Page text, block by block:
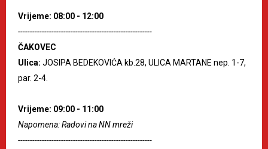
Vrijeme: 08:00 - 12:00
--------------------------------------------------------
ČAKOVEC
Ulica: JOSIPA BEDEKOVIĆA kb.28, ULICA MARTANE nep. 1-7,
par. 2-4.
Vrijeme: 09:00 - 11:00
Napomena: Radovi na NN mreži
--------------------------------------------------------